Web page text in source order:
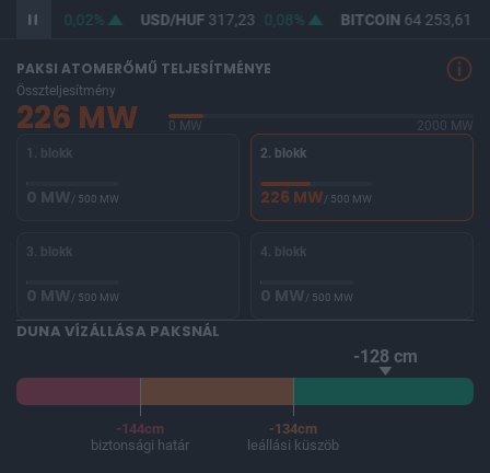
365,49 0,02% USD/HUF317,23 0,08% BITCOIN64 253,61
PAKSI ATOMERŐMŰ TELJESÍTMÉNYE
Összteljesítmény
226 MW 0 MW
2000 MW
1. blokk
0 MW/ 500 MW
2. blokk
226 MW/ 500 MW
3. blokk
0 MW/ 500 MW
4. blokk
0 MW/ 500 MW
DUNA VÍZÁLLÁSA PAKSNÁL
-128 cm
-144cm
biztonsági határ
-134cm
leállási küszöb